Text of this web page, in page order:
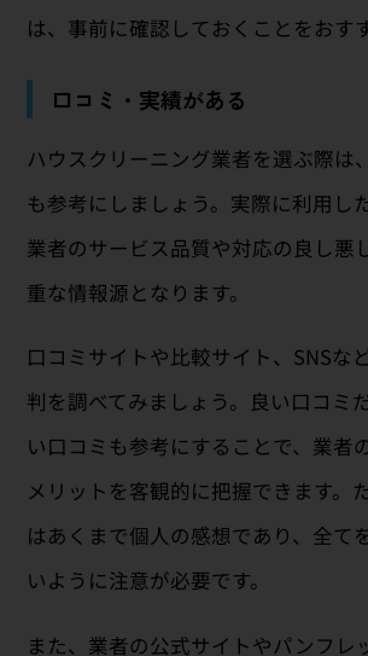
は、事前に確認しておくことをおす
口コミ・実績がある
ハウスクリーニング業者を選ぶ際は
も参考にしましょう。実際に利用し
業者のサービス品質や対応の良し悪
重な情報源となります。
口コミサイトや比較サイト、SNSな
判を調べてみましょう。良い口コミ
い口コミも参考にすることで、業者
メリットを客観的に把握できます。
はあくまで個人の感想であり、全て
いように注意が必要です。
また、業者の公式サイトやパンフレ